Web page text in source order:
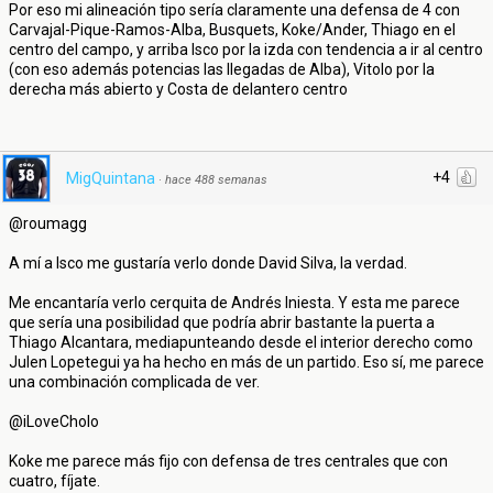
Por eso mi alineación tipo sería claramente una defensa de 4 con
Carvajal-Pique-Ramos-Alba, Busquets, Koke/Ander, Thiago en el
centro del campo, y arriba Isco por la izda con tendencia a ir al centro
(con eso además potencias las llegadas de Alba), Vitolo por la
derecha más abierto y Costa de delantero centro
+4
MigQuintana · hace 488 semanas
@roumagg
A mí a Isco me gustaría verlo donde David Silva, la verdad.
Me encantaría verlo cerquita de Andrés Iniesta. Y esta me parece
que sería una posibilidad que podría abrir bastante la puerta a
Thiago Alcantara, mediapunteando desde el interior derecho como
Julen Lopetegui ya ha hecho en más de un partido. Eso sí, me parece
una combinación complicada de ver.
@iLoveCholo
Koke me parece más fijo con defensa de tres centrales que con
cuatro, fíjate.